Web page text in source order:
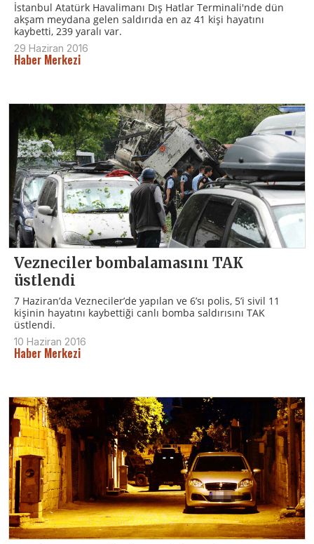
İstanbul Atatürk Havalimanı Dış Hatlar Terminali'nde dün
akşam meydana gelen saldırıda en az 41 kişi hayatını
kaybetti, 239 yaralı var.
29 Haziran 2016
Haber Merkezi
Vezneciler bombalamasını TAK
üstlendi
7 Haziran’da Vezneciler’de yapılan ve 6’sı polis, 5’i sivil 11
kişinin hayatını kaybettiği canlı bomba saldırısını TAK
üstlendi.
10 Haziran 2016
Haber Merkezi